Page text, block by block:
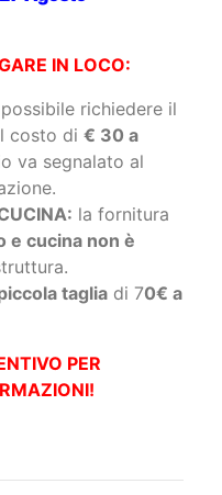
IN LOCO:
richiedere il
costo di € 30 a
va segnalato al
la fornitura
e cucina non è
taglia di 70€ a
PER